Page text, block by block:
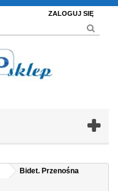
ZALOGUJ SIĘ
Bidet. Przenośna